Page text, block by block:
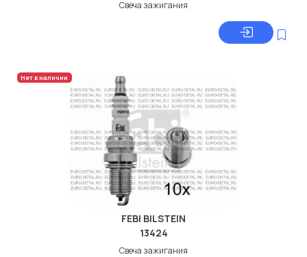
Свеча зажигания
Нет в наличии
FEBI BILSTEIN
13424
Свеча зажигания